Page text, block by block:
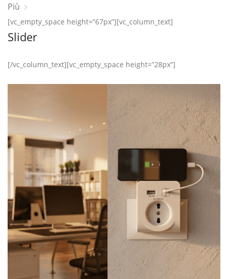
Più
[vc_empty_space height=”67px”][vc_column_text]
Slider
[/vc_column_text][vc_empty_space height=”28px”]